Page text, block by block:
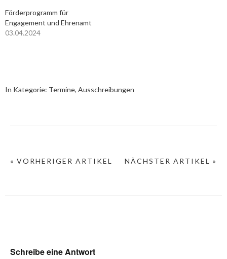
Förderprogramm für
Engagement und Ehrenamt
03.04.2024
In Kategorie: Termine, Ausschreibungen
NÄCHSTER ARTIKEL »
« VORHERIGER ARTIKEL
Schreibe eine Antwort